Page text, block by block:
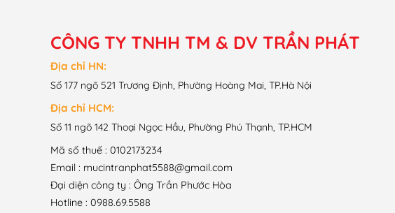
CÔNG TY TNHH TM & DV TRẦN PHÁT
Địa chỉ HN:
Số 177 ngõ 521 Trương Định, Phường Hoàng Mai, TP.Hà Nội
Địa chỉ HCM:
Số 11 ngõ 142 Thoại Ngọc Hầu, Phường Phú Thạnh, TP.HCM
Mã số thuế : 0102173234
Email : mucintranphat5588@gmail.com
Đại diện công ty : Ông Trần Phước Hòa
Hotline : 0988.69.5588